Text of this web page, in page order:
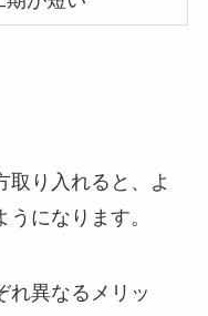
取り入れると、よ
になります。
れ異なるメリッ